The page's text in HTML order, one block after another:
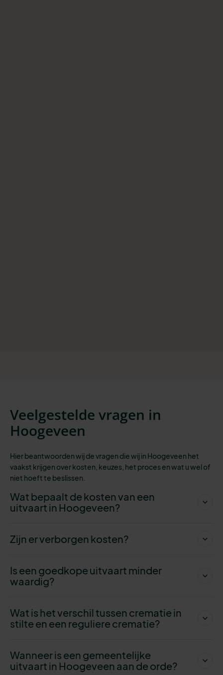
Veelgestelde vragen in
Hoogeveen
Hier beantwoorden wij de vragen die wij in Hoogeveen het
vaakst krijgen over kosten, keuzes, het proces en wat u wel of
niet hoeft te beslissen.
Wat bepaalt de kosten van een
uitvaart in Hoogeveen?
Zijn er verborgen kosten?
Is een goedkope uitvaart minder
waardig?
Wat is het verschil tussen crematie in
stilte en een reguliere crematie?
Wanneer is een gemeentelijke
uitvaart in Hoogeveen aan de orde?